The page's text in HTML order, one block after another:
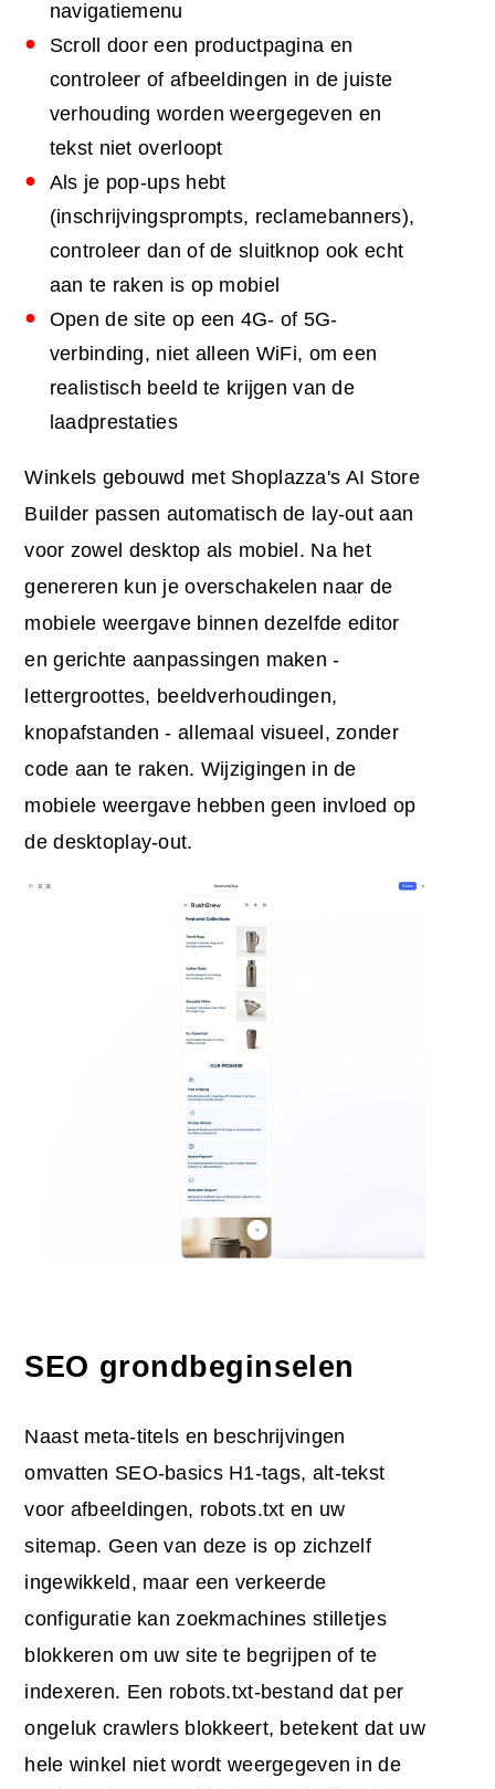
navigatiemenu
Scroll door een productpagina en
controleer of afbeeldingen in de juiste
verhouding worden weergegeven en
tekst niet overloopt
Als je pop-ups hebt
(inschrijvingsprompts, reclamebanners),
controleer dan of de sluitknop ook echt
aan te raken is op mobiel
Open de site op een 4G- of 5G-
verbinding, niet alleen WiFi, om een
realistisch beeld te krijgen van de
laadprestaties
Winkels gebouwd met Shoplazza's AI Store
Builder passen automatisch de lay-out aan
voor zowel desktop als mobiel. Na het
genereren kun je overschakelen naar de
mobiele weergave binnen dezelfde editor
en gerichte aanpassingen maken -
lettergroottes, beeldverhoudingen,
knopafstanden - allemaal visueel, zonder
code aan te raken. Wijzigingen in de
mobiele weergave hebben geen invloed op
de desktoplay-out.
SEO grondbeginselen
Naast meta-titels en beschrijvingen
omvatten SEO-basics H1-tags, alt-tekst
voor afbeeldingen, robots.txt en uw
sitemap. Geen van deze is op zichzelf
ingewikkeld, maar een verkeerde
configuratie kan zoekmachines stilletjes
blokkeren om uw site te begrijpen of te
indexeren. Een robots.txt-bestand dat per
ongeluk crawlers blokkeert, betekent dat uw
hele winkel niet wordt weergegeven in de